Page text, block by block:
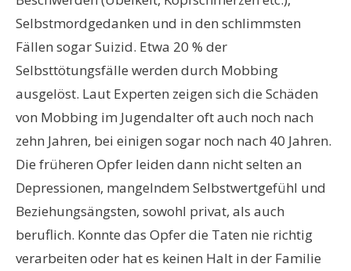
Selbstmordgedanken und in den schlimmsten
Fällen sogar Suizid. Etwa 20 % der
Selbsttötungsfälle werden durch Mobbing
ausgelöst. Laut Experten zeigen sich die Schäden
von Mobbing im Jugendalter oft auch noch nach
zehn Jahren, bei einigen sogar noch nach 40 Jahren.
Die früheren Opfer leiden dann nicht selten an
Depressionen, mangelndem Selbstwertgefühl und
Beziehungsängsten, sowohl privat, als auch
beruflich. Konnte das Opfer die Taten nie richtig
verarbeiten oder hat es keinen Halt in der Familie